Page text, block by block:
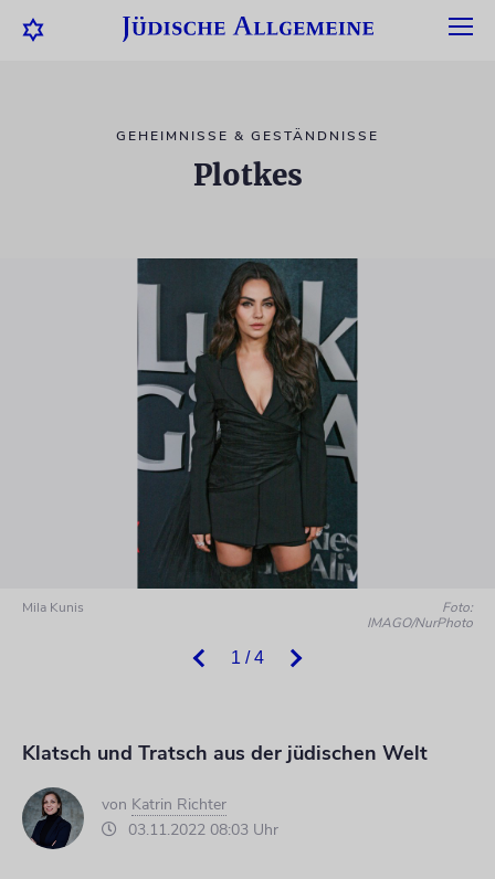
GEHEIMNISSE & GESTÄNDNISSE
Plotkes
1 / 4
Mila Kunis
Foto:
IMAGO/NurPhoto
Klatsch und Tratsch aus der jüdischen Welt
von Katrin Richter
03.11.2022 08:03 Uhr